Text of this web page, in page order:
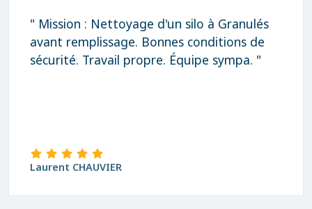
" Mission : Nettoyage d'un silo à Granulés
avant remplissage. Bonnes conditions de
sécurité. Travail propre. Équipe sympa. "
Laurent CHAUVIER